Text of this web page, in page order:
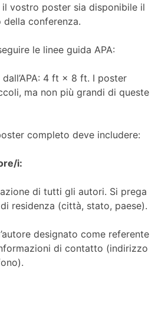
vostro poster sia disponibile il
della conferenza.
le linee guida APA:
4 ft × 8 ft. I poster
ma non più grandi di queste
completo deve includere:
i:
di tutti gli autori. Si prega
residenza (città, stato, paese).
designato come referente
di contatto (indirizzo